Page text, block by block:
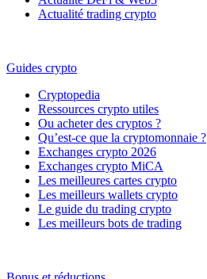
Actualité trading crypto
Guides crypto
Cryptopedia
Ressources crypto utiles
Ou acheter des cryptos ?
Qu’est-ce que la cryptomonnaie ?
Exchanges crypto 2026
Exchanges crypto MiCA
Les meilleures cartes crypto
Les meilleurs wallets crypto
Le guide du trading crypto
Les meilleurs bots de trading